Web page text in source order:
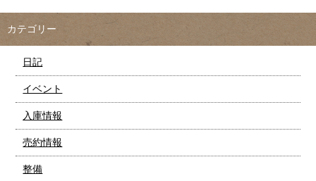
カテゴリー
日記
イベント
入庫情報
売約情報
整備